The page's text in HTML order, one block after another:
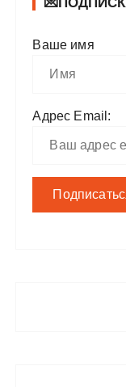
Ваше имя
Адрес Email: